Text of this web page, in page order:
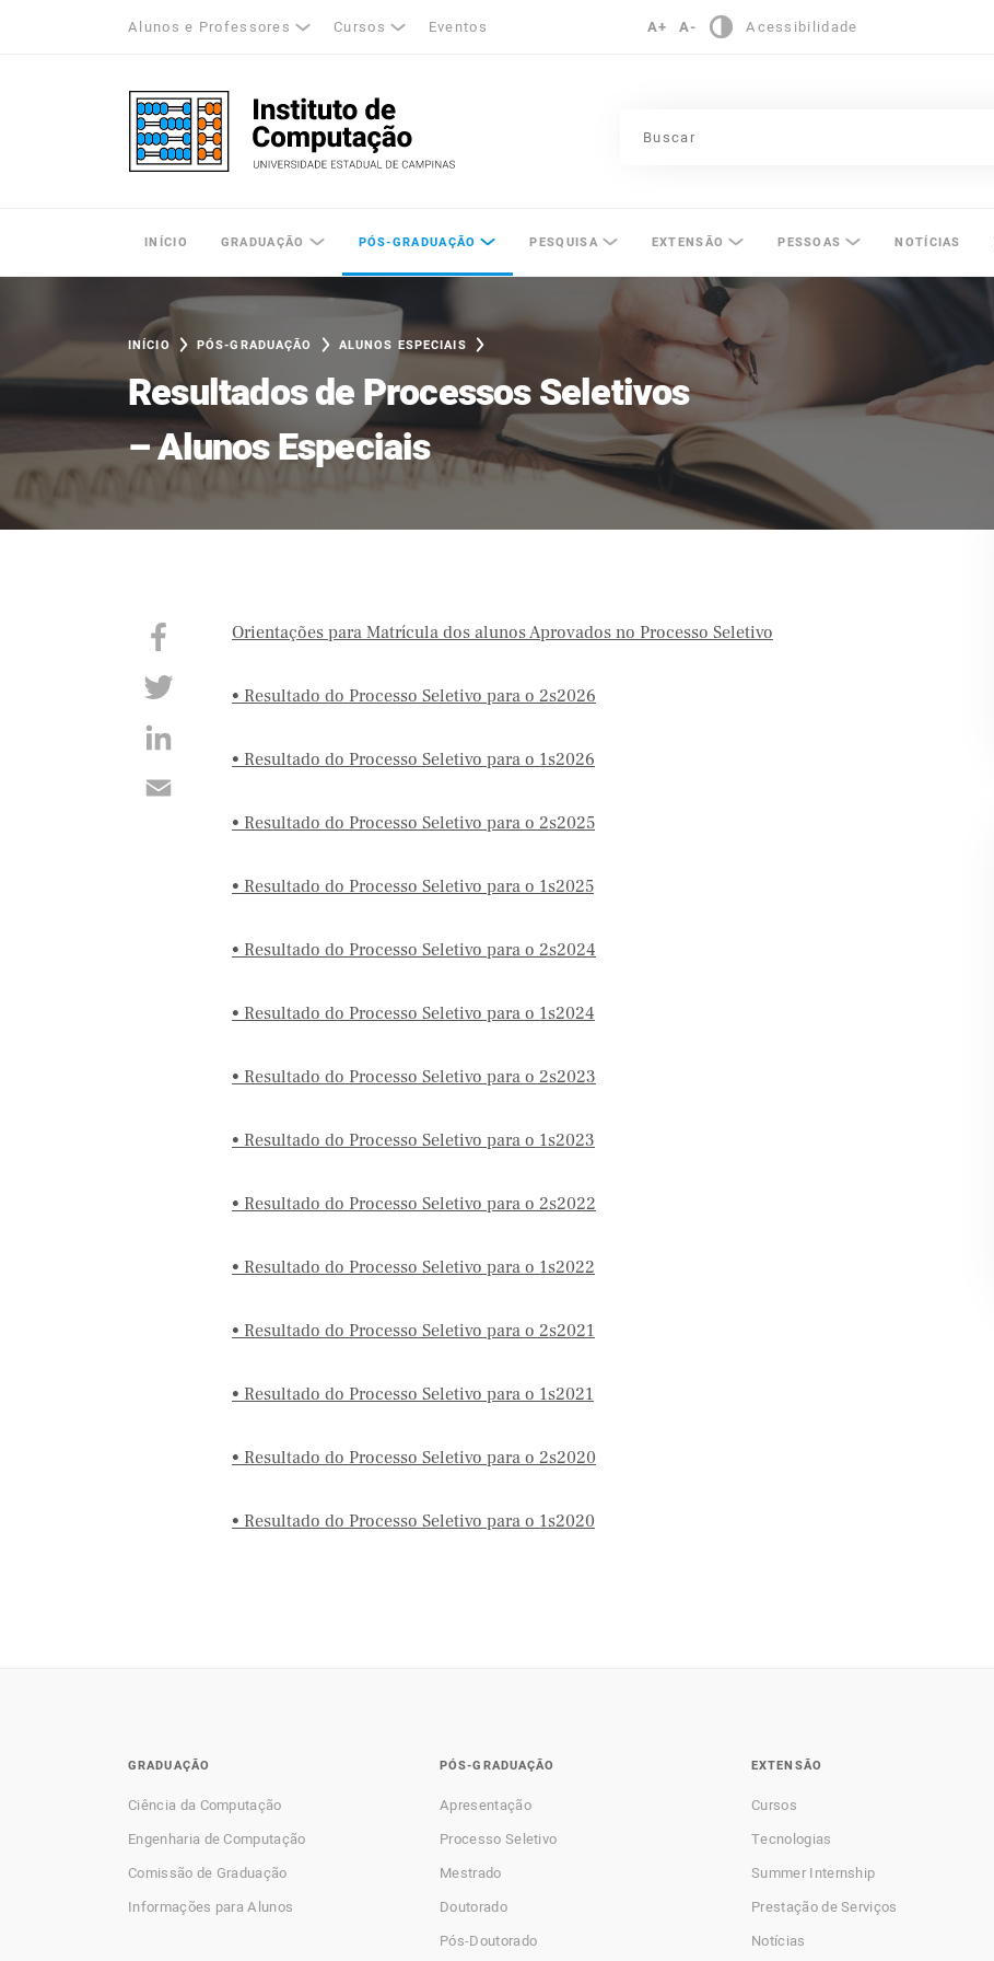
Alunos e Professores Cursos Eventos A+ A- Acessibilidade
Unicamp - Universidade Estadual de Campinas
INÍCIO GRADUAÇÃO PÓS-GRADUAÇÃO PESQUISA EXTENSÃO PESSOAS NOTÍCIAS
INÍCIO PÓS-GRADUAÇÃO ALUNOS ESPECIAIS
Resultados de Processos Seletivos
– Alunos Especiais
Orientações para Matrícula dos alunos Aprovados no Processo Seletivo
• Resultado do Processo Seletivo para o 2s2026
• Resultado do Processo Seletivo para o 1s2026
• Resultado do Processo Seletivo para o 2s2025
• Resultado do Processo Seletivo para o 1s2025
• Resultado do Processo Seletivo para o 2s2024
• Resultado do Processo Seletivo para o 1s2024
• Resultado do Processo Seletivo para o 2s2023
• Resultado do Processo Seletivo para o 1s2023
• Resultado do Processo Seletivo para o 2s2022
• Resultado do Processo Seletivo para o 1s2022
• Resultado do Processo Seletivo para o 2s2021
• Resultado do Processo Seletivo para o 1s2021
• Resultado do Processo Seletivo para o 2s2020
• Resultado do Processo Seletivo para o 1s2020
GRADUAÇÃO
Ciência da Computação
Engenharia de Computação
Comissão de Graduação
Informações para Alunos
PÓS-GRADUAÇÃO
Apresentação
Processo Seletivo
Mestrado
Doutorado
Pós-Doutorado
EXTENSÃO
Cursos
Tecnologias
Summer Internship
Prestação de Serviços
Notícias